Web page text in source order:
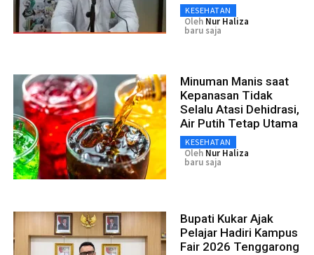
KESEHATAN
Oleh Nur Haliza
baru saja
Minuman Manis saat
Kepanasan Tidak
Selalu Atasi Dehidrasi,
Air Putih Tetap Utama
KESEHATAN
Oleh Nur Haliza
baru saja
Bupati Kukar Ajak
Pelajar Hadiri Kampus
Fair 2026 Tenggarong